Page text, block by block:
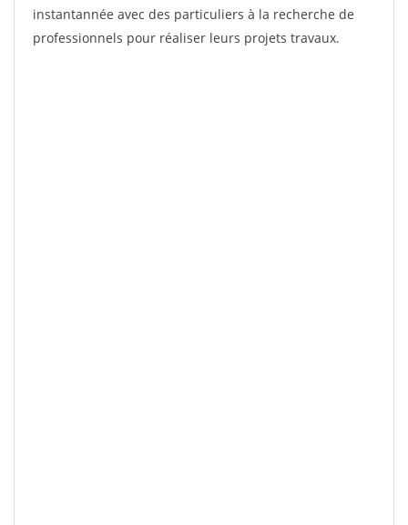
instantannée avec des particuliers à la recherche de
professionnels pour réaliser leurs projets travaux.